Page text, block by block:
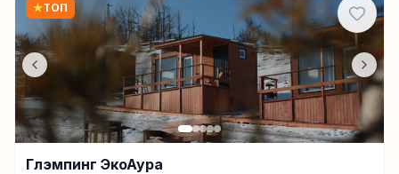
★ТОП
Глэмпинг ЭкоАура